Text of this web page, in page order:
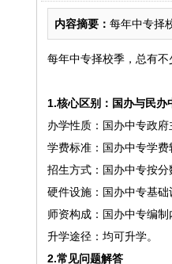
内容摘要： 每年中专择
每年中专择校季，总有
1.核心区别：国办与民办
办学性质：国办中专政
学费标准：国办中专学费
招生方式：国办中专按分
硬件设施：国办中专基础
师资构成：国办中专编制
升学途径：均可升学。
2.常见问题解答